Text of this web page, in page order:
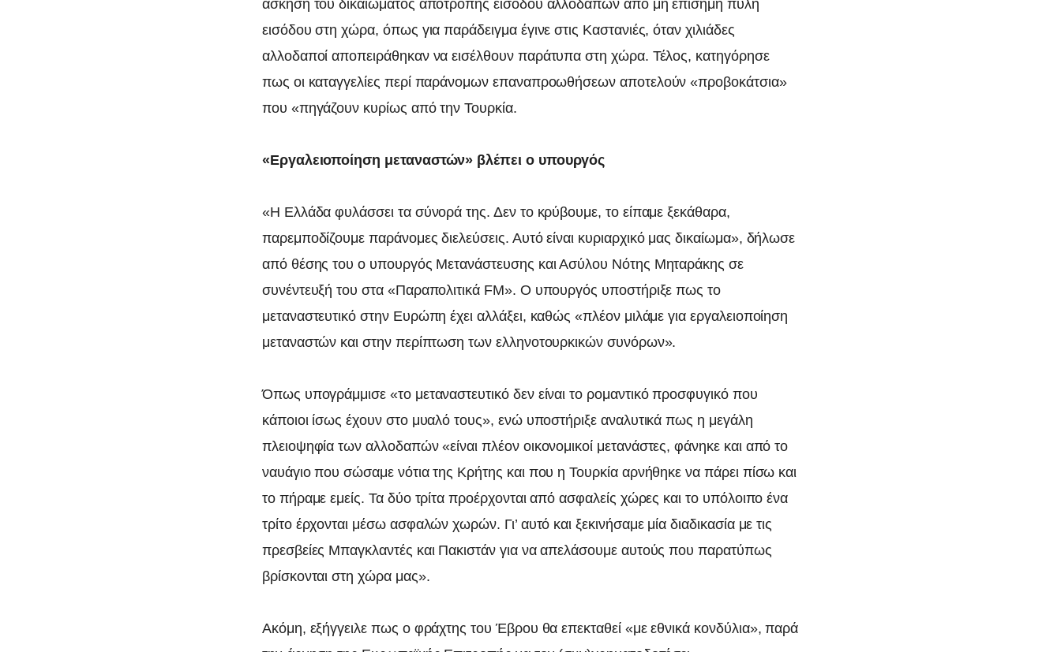
άσκηση του δικαιώματος αποτροπής εισόδου αλλοδαπών από μη επίσημη πύλη
εισόδου στη χώρα, όπως για παράδειγμα έγινε στις Καστανιές, όταν χιλιάδες
αλλοδαποί αποπειράθηκαν να εισέλθουν παράτυπα στη χώρα. Τέλος, κατηγόρησε
πως οι καταγγελίες περί παράνομων επαναπροωθήσεων αποτελούν «προβοκάτσια»
που «πηγάζουν κυρίως από την Τουρκία.
«Εργαλειοποίηση μεταναστών» βλέπει ο υπουργός
«Η Ελλάδα φυλάσσει τα σύνορά της. Δεν το κρύβουμε, το είπαμε ξεκάθαρα,
παρεμποδίζουμε παράνομες διελεύσεις. Αυτό είναι κυριαρχικό μας δικαίωμα», δήλωσε
από θέσης του ο υπουργός Μετανάστευσης και Ασύλου Νότης Μηταράκης σε
συνέντευξή του στα «Παραπολιτικά FM». Ο υπουργός υποστήριξε πως το
μεταναστευτικό στην Ευρώπη έχει αλλάξει, καθώς «πλέον μιλάμε για εργαλειοποίηση
μεταναστών και στην περίπτωση των ελληνοτουρκικών συνόρων».
Όπως υπογράμμισε «το μεταναστευτικό δεν είναι το ρομαντικό προσφυγικό που
κάποιοι ίσως έχουν στο μυαλό τους», ενώ υποστήριξε αναλυτικά πως η μεγάλη
πλειοψηφία των αλλοδαπών «είναι πλέον οικονομικοί μετανάστες, φάνηκε και από το
ναυάγιο που σώσαμε νότια της Κρήτης και που η Τουρκία αρνήθηκε να πάρει πίσω και
το πήραμε εμείς. Τα δύο τρίτα προέρχονται από ασφαλείς χώρες και το υπόλοιπο ένα
τρίτο έρχονται μέσω ασφαλών χωρών. Γι’ αυτό και ξεκινήσαμε μία διαδικασία με τις
πρεσβείες Μπαγκλαντές και Πακιστάν για να απελάσουμε αυτούς που παρατύπως
βρίσκονται στη χώρα μας».
Ακόμη, εξήγγειλε πως ο φράχτης του Έβρου θα επεκταθεί «με εθνικά κονδύλια», παρά